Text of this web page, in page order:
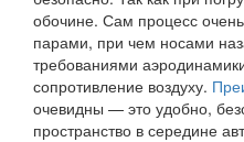
обочине. Сам процесс
парами, при чем носами
требованиями
сопротивление воздуху.
очевидны — это удобно,
пространство в середине